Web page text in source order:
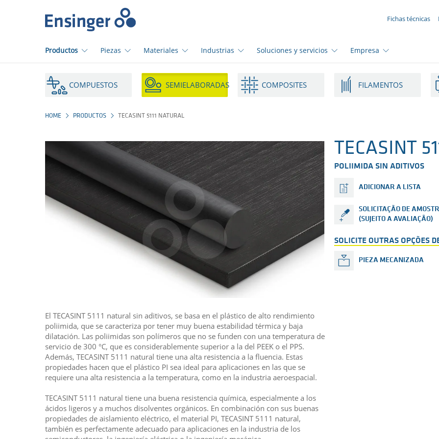
Fichas técnicas
Productos Piezas Materiales Industrias Soluciones y servicios Empresa
COMPUESTOS SEMIELABORADAS COMPOSITES FILAMENTOS
HOME PRODUCTOS TECASINT 5111 NATURAL
TECASINT
POLIIMIDA SIN ADITIVOS
ADICIONAR A LISTA
SOLICITAÇÃO DE
(SUJEITO A AVALIAÇÃO)
SOLICITE OUTRAS OPÇÕES
PIEZA MECANIZADA
El TECASINT 5111 natural sin aditivos, se basa en el plástico de alto rendimiento
poliimida, que se caracteriza por tener muy buena estabilidad térmica y baja
dilatación. Las poliimidas son polímeros que no se funden con una temperatura de
servicio de 300 °C, que es considerablemente superior a la del PEEK o el PPS.
Además, TECASINT 5111 natural tiene una alta resistencia a la fluencia. Estas
propiedades hacen que el plástico PI sea ideal para aplicaciones en las que se
requiere una alta resistencia a la temperatura, como en la industria aeroespacial.
TECASINT 5111 natural tiene una buena resistencia química, especialmente a los
ácidos ligeros y a muchos disolventes orgánicos. En combinación con sus buenas
propiedades de aislamiento eléctrico, el material PI, TECASINT 5111 natural,
también es perfectamente adecuado para aplicaciones en la industria de los